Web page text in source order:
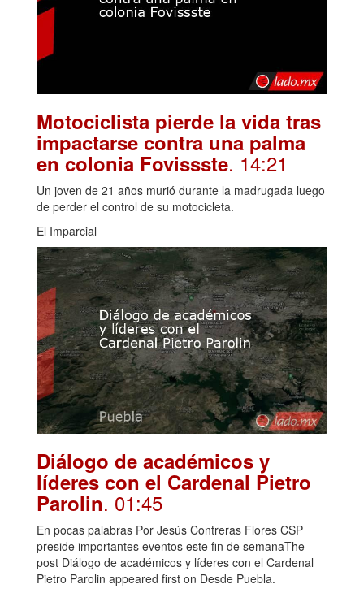
Motociclista pierde la vida tras
impactarse contra una palma
en colonia Fovissste. 14:21
Un joven de 21 años murió durante la madrugada luego
de perder el control de su motocicleta.
El Imparcial
Diálogo de académicos y
líderes con el Cardenal Pietro
Parolin. 01:45
En pocas palabras Por Jesús Contreras Flores CSP
preside importantes eventos este fin de semanaThe
post Diálogo de académicos y líderes con el Cardenal
Pietro Parolin appeared first on Desde Puebla.